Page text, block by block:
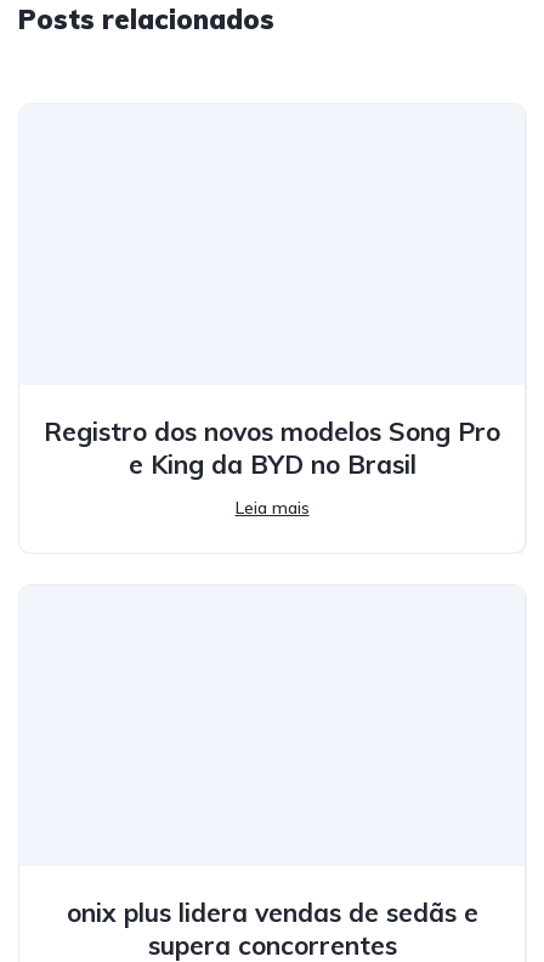
Posts relacionados
Registro dos novos modelos Song Pro
e King da BYD no Brasil
Leia mais
onix plus lidera vendas de sedãs e
supera concorrentes